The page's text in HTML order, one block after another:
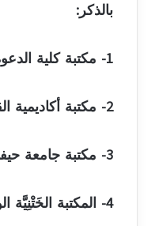
بالذكر:
1- مكتبة كلية الدعوة والعلوم الإسلامية في مدينة أم الفحم في فلسطين المحتلة عام 48.
2- مكتبة أكاديمية القاسمي في مدينة باقة الغربية في فلسطين المحتلة عام 48.
3- مكتبة جامعة حيفا، في فلسطين المحتلة عام 48.
4- المكتبة الخَتْنِيَّة الواقعة تحت المسجد الأقصى المبارك في القدس الشريف.